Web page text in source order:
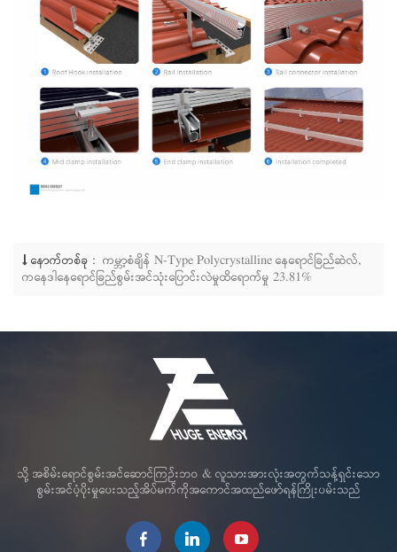
နောက်တစ်ခု : ကမ္ဘာ့စံချိန် N-Type Polycrystalline နေရောင်ခြည်ဆဲလ်,
ကနေဒါနေရောင်ခြည်စွမ်းအင်သုံးပြောင်းလဲမှုထိရောက်မှု 23.81%
သို့ အစိမ်းရောင်စွမ်းအင်ဆောင်ကြဉ်းဘဝ & လူသားအားလုံးအတွက်သန့်ရှင်းသော
စွမ်းအင်ပံ့ပိုးမှုပေးသည့်အိပ်မက်ကိုအကောင်အထည်ဖော်ရန်ကြိုးပမ်းသည်